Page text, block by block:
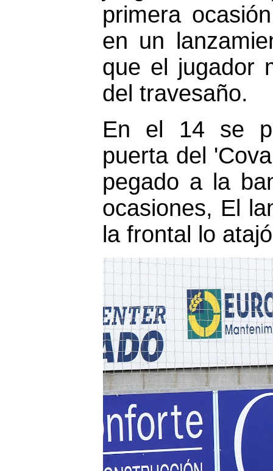
primera
en un
que el jugador
del travesaño.
En el 14 se
puerta del
pegado a la
ocasiones, El
la frontal lo